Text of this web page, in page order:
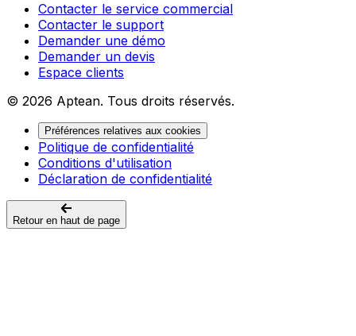
Contacter le service commercial
Contacter le support
Demander une démo
Demander un devis
Espace clients
© 2026 Aptean. Tous droits réservés.
Préférences relatives aux cookies
Politique de confidentialité
Conditions d'utilisation
Déclaration de confidentialité
Retour en haut de page